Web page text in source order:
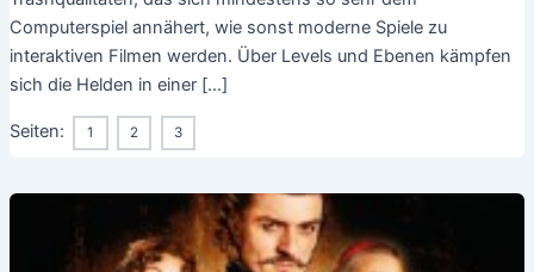
Computerspiel annähert, wie sonst moderne Spiele zu
interaktiven Filmen werden. Über Levels und Ebenen kämpfen
sich die Helden in einer […]
Seiten: 1 2 3